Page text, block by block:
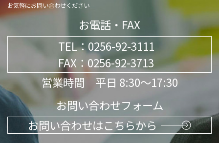
お気軽にお問い合わせください
お電話・FAX
TEL：0256-92-3111
FAX：0256-92-3713
営業時間 平日 8:30～17:30
お問い合わせフォーム
お問い合わせはこちらから